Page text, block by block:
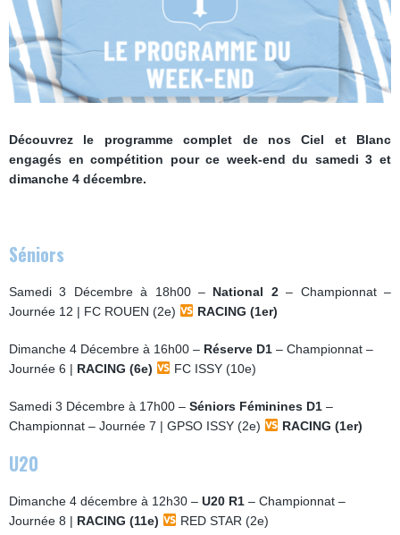
Découvrez le programme complet de nos Ciel et Blanc
engagés en compétition pour ce week-end du samedi 3 et
dimanche 4 décembre.
Séniors
Samedi 3 Décembre à 18h00 – National 2– Championnat –
Journée 12 | FC ROUEN (2e)
RACING (1er)
Dimanche 4 Décembre à 16h00 – Réserve D1 – Championnat –
Journée 6 | RACING (6e) FC ISSY (10e)
Samedi 3 Décembre à 17h00 – Séniors Féminines D1 –
Championnat – Journée 7 | GPSO ISSY (2e)
RACING (1er)
U20
Dimanche 4 décembre à 12h30 – U20 R1 – Championnat –
Journée 8 | RACING (11e) RED STAR (2e)